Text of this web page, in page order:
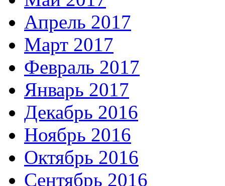
Апрель 2017
Март 2017
Февраль 2017
Январь 2017
Декабрь 2016
Ноябрь 2016
Октябрь 2016
Сентябрь 2016